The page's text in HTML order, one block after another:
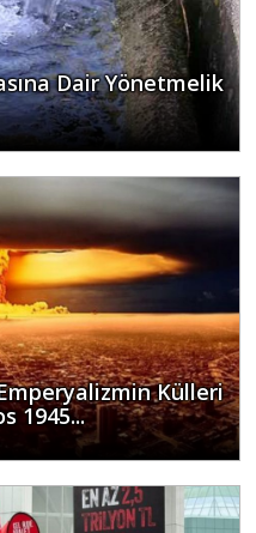
Dair Yönetmelik
Külleri
1945...